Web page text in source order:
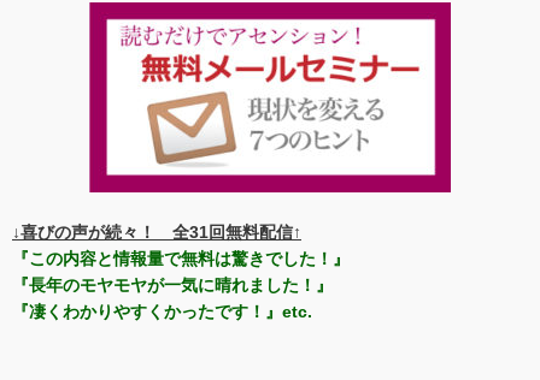
↓喜びの声が続々！ 全31回無料配信↑
『この内容と情報量で無料は驚きでした！』
『長年のモヤモヤが一気に晴れました！』
『凄くわかりやすくかったです！』etc.